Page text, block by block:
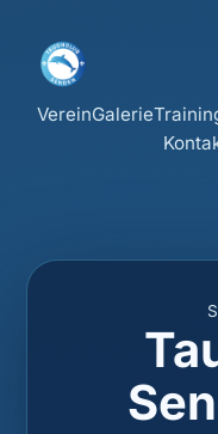
VereinGalerie